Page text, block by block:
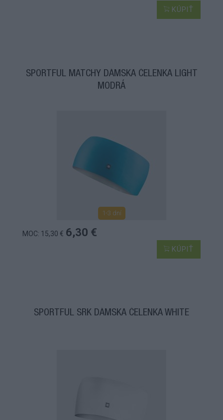
KÚPIŤ
SPORTFUL MATCHY DÁMSKA ČELENKA LIGHT
MODRÁ
1-3 dní
MOC: 15,30 € 6,30 €
KÚPIŤ
SPORTFUL SRK DÁMSKA ČELENKA WHITE